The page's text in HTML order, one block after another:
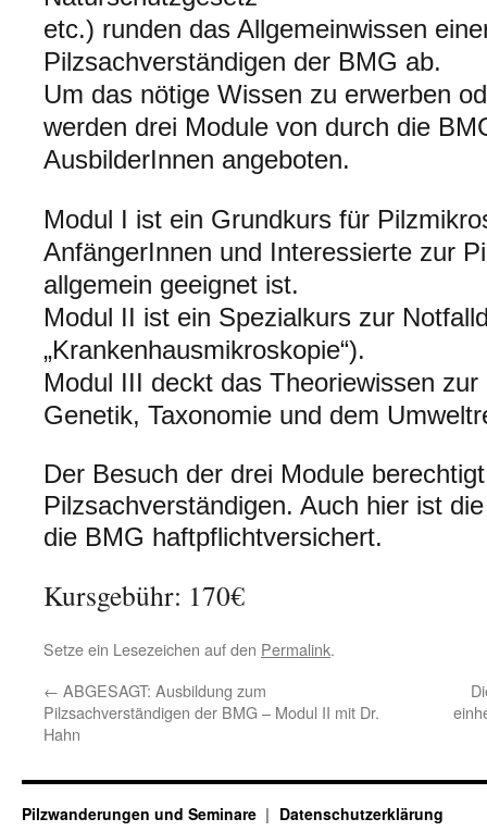
etc.) runden das Allgemeinwissen
Pilzsachverständigen der BMG ab.
Um das nötige Wissen zu erwerben
werden drei Module von durch die
AusbilderInnen angeboten.
Modul I ist ein Grundkurs für
AnfängerInnen und Interessierte zur
allgemein geeignet ist.
Modul II ist ein Spezialkurs zur
„Krankenhausmikroskopie“).
Modul III deckt das Theoriewissen
Genetik, Taxonomie und dem
Der Besuch der drei Module
Pilzsachverständigen. Auch hier ist
die BMG haftpflichtversichert.
Kursgebühr: 170€
Setze ein Lesezeichen auf den Permalink.
← ABGESAGT: Ausbildung zum
Pilzsachverständigen der BMG – Modul II mit Dr.
Hahn
Pilzwanderungen und Seminare Datenschutzerklärung